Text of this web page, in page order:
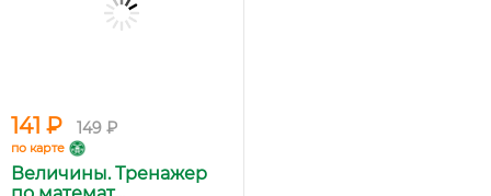
141 ₽ 149 ₽
по карте
Величины. Тренажер